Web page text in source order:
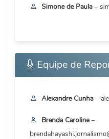
Simone de Paula –
Equipe de
Alexandre Cunha –
Brenda Caroline–